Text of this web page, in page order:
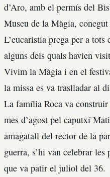
d’Aro, amb el permís del
Museu de la Màgia,
L’eucaristia prega per a tots
alguns dels quals havien
Vivim la Màgia i en el
la missa es va traslladar al
La família Roca va construir
mes d’agost pel caputxí
amagatall del rector de la
guerra, s’hi van celebrar les
que va patir el juliol del 36.